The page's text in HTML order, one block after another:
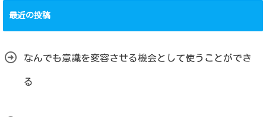
最近の投稿
なんでも意識を変容させる機会として使うことができ
る